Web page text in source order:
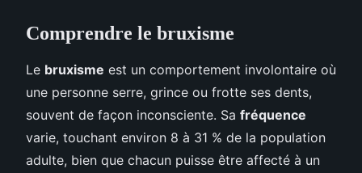
Comprendre le bruxisme
Le bruxisme est un comportement involontaire où
une personne serre, grince ou frotte ses dents,
souvent de façon inconsciente. Sa fréquence
varie, touchant environ 8 à 31 % de la population
adulte, bien que chacun puisse être affecté à un